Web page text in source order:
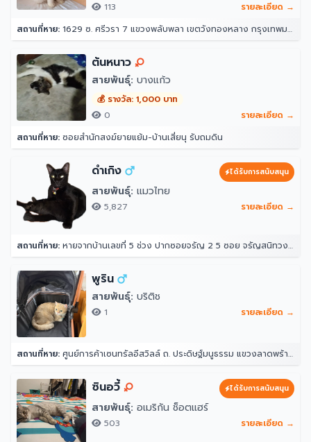
113
รายละเอียด →
สถานที่หาย: 1629 ซ. ศรีวรา 7 แขวงพลับพลา เขตวังทองหลาง กรุงเทพมหานคร 10312
ต้นหนาว
สายพันธุ์: บางแก้ว
💰 รางวัล: 1,000 บาท
0
รายละเอียด →
สถานที่หาย: ซอยสำนักสงฆ์ยายแย้ม-บ้านเสี่ยนุ รับถมดิน
ดำเกิง ได้รับการสนับสนุน
สายพันธุ์: แมวไทย
5,827 รายละเอียด →
สถานที่หาย: หายจากบ้านเลขที่ 5 ช่วง ปากซอยจรัญ 2 5 ซอย จรัญสนิทวงศ์ 2 แขวงวัดท่าพระ เขตบางกอกใหญ่ กรุงเทพมหานคร 10600 ประเทศไทย
พูริน
สายพันธุ์: บริติช
1 รายละเอียด →
สถานที่หาย: ศูนย์การค้าเซนทรัลอีสวิลล์ ถ. ประดิษฐ์มนูธรรม แขวงลาดพร้าว ลาดพร้าว กรุงเทพมหานคร 10230
ซินอวี้ ได้รับการสนับสนุน
สายพันธุ์: อเมริกัน ช็อตแฮร์
503 รายละเอียด →